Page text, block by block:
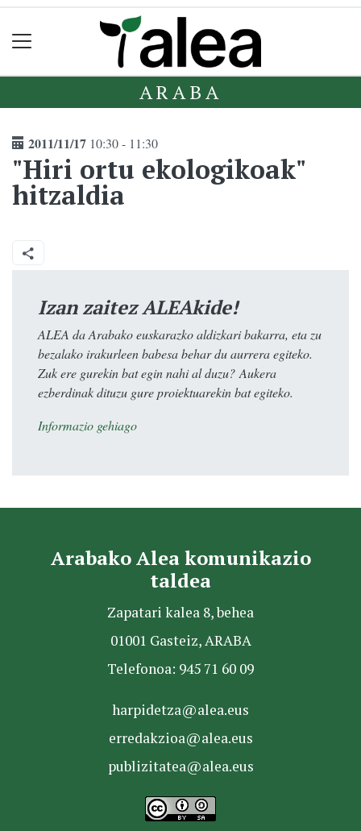
ARABA
2011/11/17 10:30 - 11:30
"Hiri ortu ekologikoak"
hitzaldia
Izan zaitez ALEAkide!
ALEA da Arabako euskarazko aldizkari bakarra, eta zu
bezalako irakurleen babesa behar du aurrera egiteko.
Zuk ere gurekin bat egin nahi al duzu? Aukera
ezberdinak dituzu gure proiektuarekin bat egiteko.
Informazio gehiago
Arabako Alea komunikazio
taldea
Zapatari kalea 8, behea
01001 Gasteiz, ARABA
Telefonoa: 945 71 60 09
harpidetza@alea.eus
erredakzioa@alea.eus
publizitatea@alea.eus